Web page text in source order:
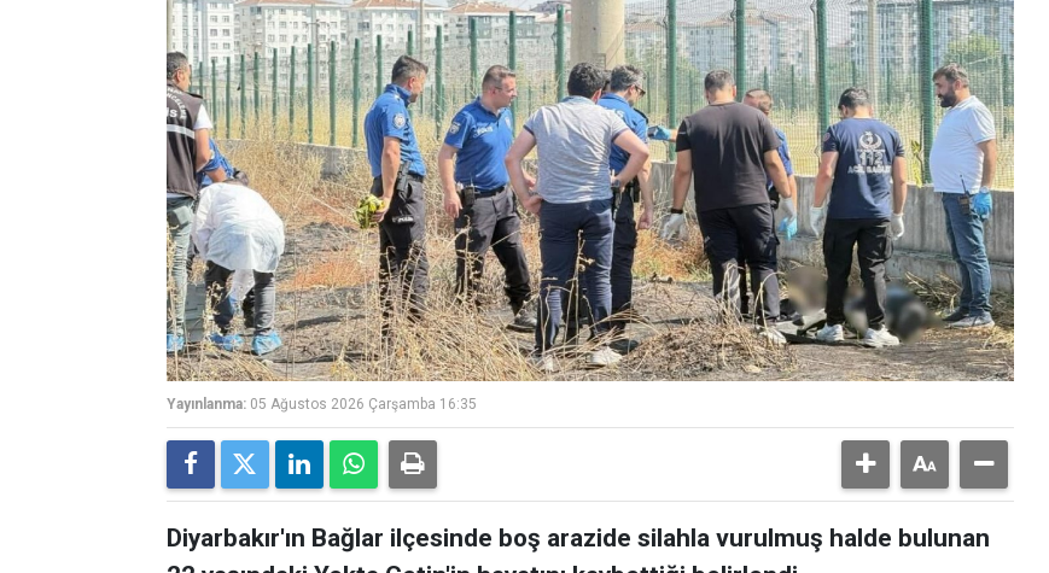
Yayınlanma: 05 Ağustos 2026 Çarşamba 16:35
Diyarbakır'ın Bağlar ilçesinde boş arazide silahla vurulmuş halde bulunan